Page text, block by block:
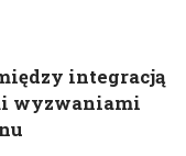
integracją
wyzwaniami